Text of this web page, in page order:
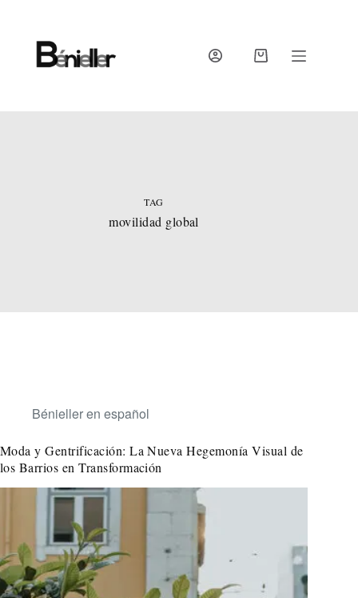
content
SHOPPING
TAG
movilidad global
Bénieller en español
Moda y Gentrificación: La Nueva Hegemonía Visual de
los Barrios en Transformación